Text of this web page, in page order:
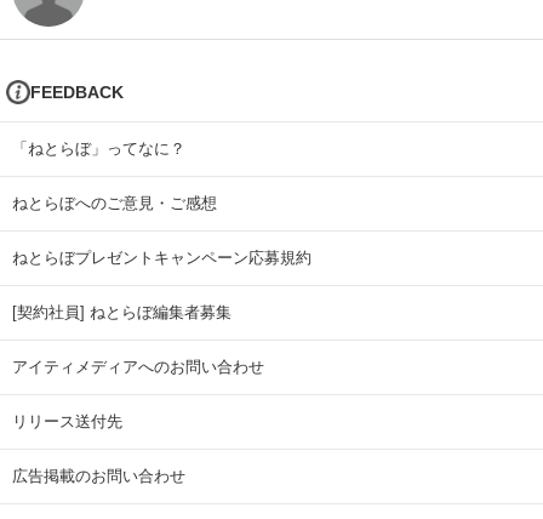
FEEDBACK
「ねとらぼ」ってなに？
ねとらぼへのご意見・ご感想
ねとらぼプレゼントキャンペーン応募規約
[契約社員] ねとらぼ編集者募集
アイティメディアへのお問い合わせ
リリース送付先
広告掲載のお問い合わせ